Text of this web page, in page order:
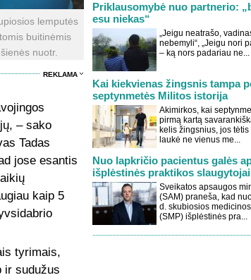
lemputės
buitinėmis
nuotr.
REKLAMA
– sako
Tadas
jose esantis
kaip 5
tyrimais,
ir sudužus
Priklausomybė nuo partnerio:
esu niekas“
„Jeigu neatrašo,
nebemyli“, „Jeigu nori
– ką nors padariau ne...
Kai kiekvienas žingsnis tampa
septynmetės Militos istorija
Akimirkos, kai
pirmą kartą
kelis žingsnius, jos
laukė ne vienus me...
Nuo lapkričio pacientus galės
išplėstinės praktikos slaugytojai
Sveikatos apsaugos
(SAM) praneša, kad
d. skubiosios
(SMP) išplėstinės pra...